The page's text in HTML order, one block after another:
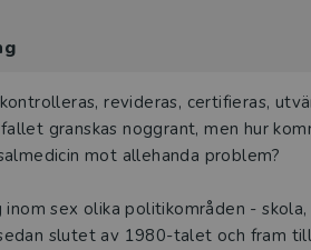
revideras, certifieras,
granskas noggrant, men hur
mot allehanda problem?
sex olika politikområden -
slutet av 1980-talet och fram